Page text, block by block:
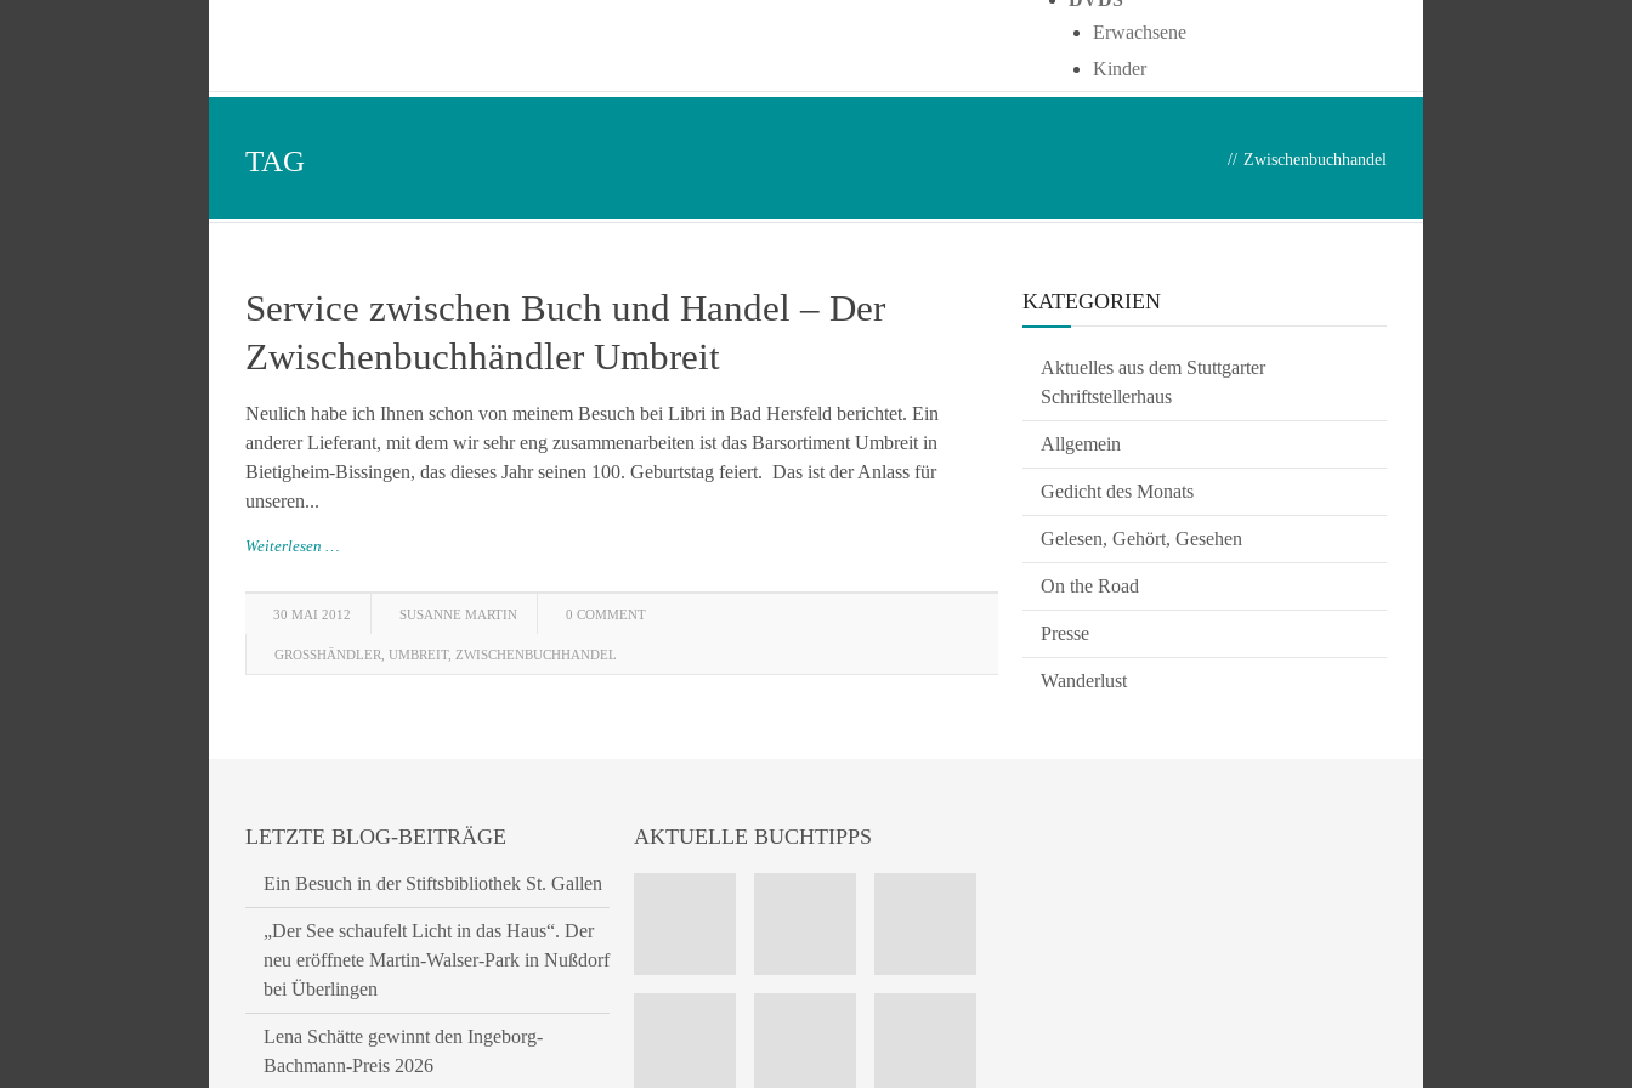
Erwachsene
Kinder
TAG // Zwischenbuchhandel
Service zwischen Buch und Handel – Der
Zwischenbuchhändler Umbreit
Neulich habe ich Ihnen schon von meinem Besuch bei Libri in Bad Hersfeld berichtet. Ein
anderer Lieferant, mit dem wir sehr eng zusammenarbeiten ist das Barsortiment Umbreit in
Bietigheim-Bissingen, das dieses Jahr seinen 100. Geburtstag feiert. Das ist der Anlass für
unseren...
Weiterlesen …
30 MAI 2012 SUSANNE MARTIN 0 COMMENT
GROSSHÄNDLER UMBREIT, ZWISCHENBUCHHANDEL
KATEGORIEN
Aktuelles aus dem Stuttgarter
Schriftstellerhaus
Allgemein
Gedicht des Monats
Gelesen, Gehört, Gesehen
On the Road
Presse
Wanderlust
LETZTE BLOG-BEITRÄGE
Ein Besuch in der Stiftsbibliothek St. Gallen
„Der See schaufelt Licht in das Haus“. Der
neu eröffnete Martin-Walser-Park in Nußdorf
bei Überlingen
Lena Schätte gewinnt den Ingeborg-
Bachmann-Preis 2026
AKTUELLE BUCHTIPPS